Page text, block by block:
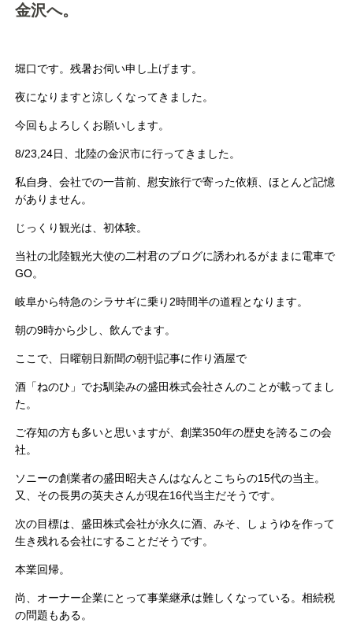
金沢へ。
堀口です。残暑お伺い申し上げます。
夜になりますと涼しくなってきました。
今回もよろしくお願いします。
8/23,24日、北陸の金沢市に行ってきました。
私自身、会社での一昔前、慰安旅行で寄った依頼、ほとんど記憶
がありません。
じっくり観光は、初体験。
当社の北陸観光大使の二村君のブログに誘われるがままに電車で
GO。
岐阜から特急のシラサギに乗り2時間半の道程となります。
朝の9時から少し、飲んでます。
ここで、日曜朝日新聞の朝刊記事に作り酒屋で
酒「ねのひ」でお馴染みの盛田株式会社さんのことが載ってまし
た。
ご存知の方も多いと思いますが、創業350年の歴史を誇るこの会
社。
ソニーの創業者の盛田昭夫さんはなんとこちらの15代の当主。
又、その長男の英夫さんが現在16代当主だそうです。
次の目標は、盛田株式会社が永久に酒、みそ、しょうゆを作って
生き残れる会社にすることだそうです。
本業回帰。
尚、オーナー企業にとって事業継承は難しくなっている。相続税
の問題もある。